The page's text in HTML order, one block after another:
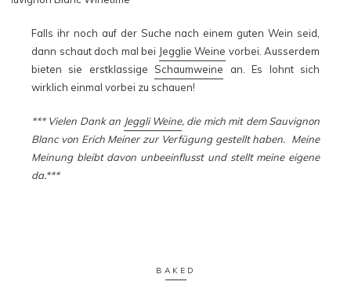
Falls ihr noch auf der Suche nach einem guten Wein seid,
dann schaut doch mal bei Jegglie Weine vorbei. Ausserdem
bieten sie erstklassigeSchaumweine an. Es lohnt sich
wirklich einmal vorbei zu schauen!
*** Vielen Dank an Jeggli Weine, die mich mit dem Sauvignon
Blanc von Erich Meiner zur Verfügung gestellt haben. Meine
Meinung bleibt davon unbeeinflusst und stellt meine eigene
da.***
BAKED